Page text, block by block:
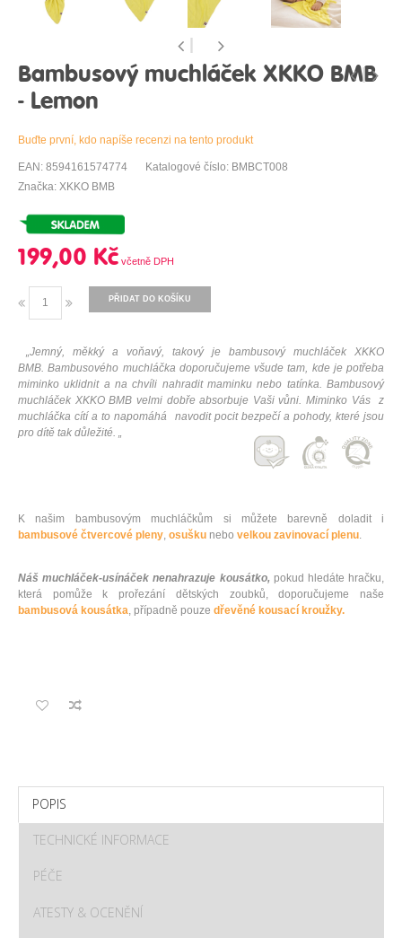
Bambusový muchláček XKKO BMB
- Lemon
Buďte první, kdo napíše recenzi na tento produkt
EAN: 8594161574774
Katalogové číslo: BMBCT008
Značka: XKKO BMB
199,00 Kč
PŘIDAT DO KOŠÍKU
„Jemný, měkký a voňavý, takový je bambusový muchláček XKKO
BMB. Bambusového muchláčka doporučujeme všude tam, kde je potřeba
miminko uklidnit a na chvíli nahradit maminku nebo tatínka. Bambusový
muchláček XKKO BMB velmi dobře absorbuje Vaši vůni. Miminko Vás z
muchláčka cítí a to napomáhá navodit pocit bezpečí a pohody, které jsou
pro dítě tak důležité. „
K našim bambusovým muchláčkům si můžete barevně doladit i
bambusové čtvercové pleny, osušku nebo velkou zavinovací plenu.
Náš muchláček-usínáček nenahrazuje kousátko,pokud hledáte hračku,
která pomůže k prořezání dětských zoubků, doporučujeme naše
bambusová kousátka, případně pouze dřevěné kousací kroužky.
POPIS
TECHNICKÉ INFORMACE
PÉČE
ATESTY & OCENĚNÍ